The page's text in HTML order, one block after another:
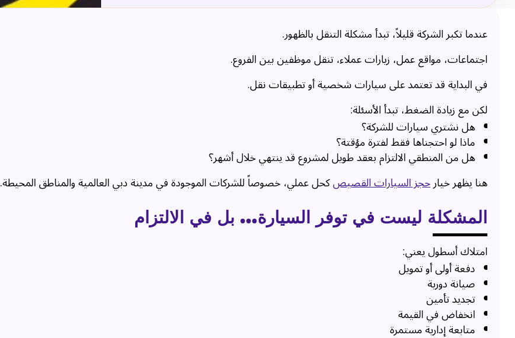
عندما تكبر الشركة قليلاً، تبدأ مشكلة التنقل بالظهور.
اجتماعات، مواقع عمل، زيارات عملاء، تنقل موظفين بين الفروع.
في البداية قد تعتمد على سيارات شخصية أو تطبيقات نقل.
لكن مع زيادة الضغط، تبدأ الأسئلة:
هل نشتري سيارات للشركة؟
ماذا لو احتجناها فقط لفترة مؤقتة؟
هل من المنطقي الالتزام بعقد طويل لمشروع قد ينتهي خلال أشهر؟
هنا يظهر خيارحجز السيارات القصيصكحل عملي، خصوصاً للشركات الموجودة في مدينة دبي العالمية والمناطق المحيطة.
المشكلة ليست في توفر السيارة… بل في الالتزام
امتلاك أسطول يعني:
دفعة أولى أو تمويل
صيانة دورية
تجديد تأمين
انخفاض في القيمة
متابعة إدارية مستمرة